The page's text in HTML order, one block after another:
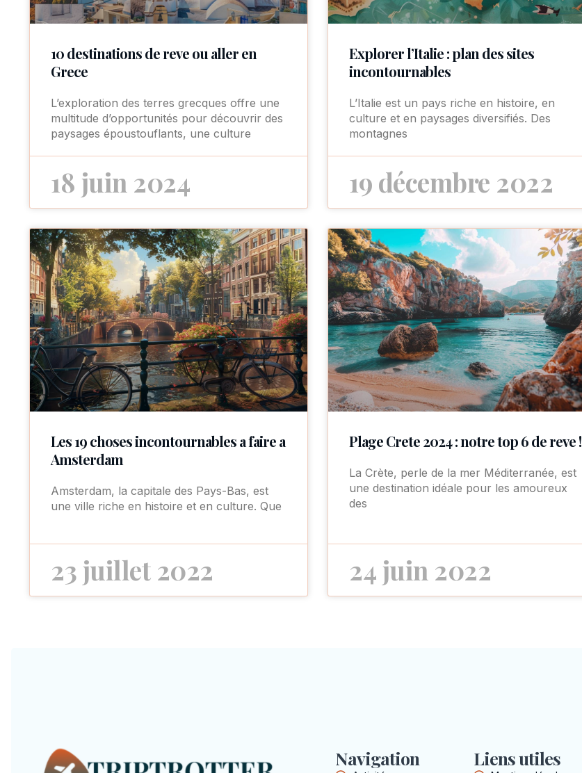
10 destinations de reve ou aller en
Grece
L’exploration des terres grecques offre une
multitude d’opportunités pour découvrir des
paysages époustouflants, une culture
18 juin 2024
Explorer l’Italie : plan des sites
incontournables
L’Italie est un pays riche en histoire, en
culture et en paysages diversifiés. Des
montagnes
19 décembre 2022
Les 19 choses incontournables a faire a
Amsterdam
Amsterdam, la capitale des Pays-Bas, est
une ville riche en histoire et en culture. Que
23 juillet 2022
Plage Crete 2024 : notre top 6 de reve !
La Crète, perle de la mer Méditerranée, est
une destination idéale pour les amoureux
des
24 juin 2022
Navigation Liens utiles